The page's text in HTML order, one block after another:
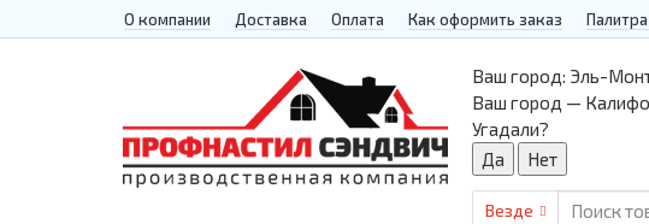
О компании Доставка Оплата Как оформить заказ Палитра
Ваш город: Эль-
Ваш город —
Угадали?
Везде